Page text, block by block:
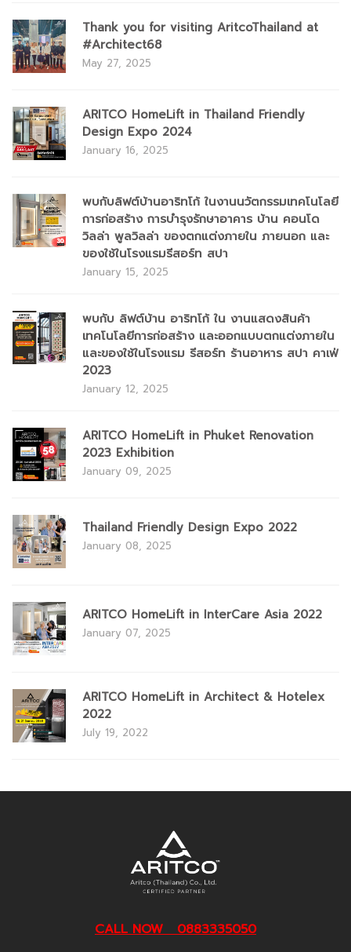
Thank you for visiting AritcoThailand at
#Architect68
May 27, 2025
ARITCO HomeLift in Thailand Friendly
Design Expo 2024
January 16, 2025
พบกับลิฟต์บ้านอาริทโก้ ในงานนวัตกรรมเทคโนโลยี
การก่อสร้าง การบำรุงรักษาอาคาร บ้าน คอนโด
วิลล่า พูลวิลล่า ของตกแต่งภายใน ภายนอก และ
ของใช้ในโรงแรมรีสอร์ท สปา
January 15, 2025
พบกับ ลิฟต์บ้าน อาริทโก้ ใน งานแสดงสินค้า
เทคโนโลยีการก่อสร้าง และออกแบบตกแต่งภายใน
และของใช้ในโรงแรม รีสอร์ท ร้านอาหาร สปา คาเฟ่
2023
January 12, 2025
ARITCO HomeLift in Phuket Renovation
2023 Exhibition
January 09, 2025
Thailand Friendly Design Expo 2022
January 08, 2025
ARITCO HomeLift in InterCare Asia 2022
January 07, 2025
ARITCO HomeLift in Architect & Hotelex
2022
July 19, 2022
CALL NOW 0883335050